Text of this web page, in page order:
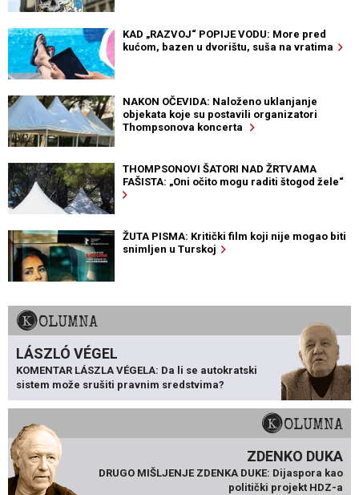
KAD „RAZVOJ“ POPIJE VODU: More pred
kućom, bazen u dvorištu, suša na vratima
NAKON OČEVIDA: Naloženo uklanjanje
objekata koje su postavili organizatori
Thompsonova koncerta
THOMPSONOVI ŠATORI NAD ŽRTVAMA
FAŠISTA: „Oni očito mogu raditi štogod žele“
ŽUTA PISMA: Kritički film koji nije mogao biti
snimljen u Turskoj
KOLUMNA
LÁSZLÓ VÉGEL
KOMENTAR LÁSZLA VÉGELA: Da li se autokratski
sistem može srušiti pravnim sredstvima?
KOLUMNA
ZDENKO DUKA
DRUGO MIŠLJENJE ZDENKA DUKE: Dijaspora kao
politički projekt HDZ-a